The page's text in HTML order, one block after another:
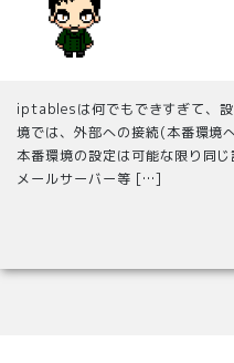
iptablesは何でもできすぎて、
境では、外部への接続(本番環境
本番環境の設定は可能な限り同
メールサーバー等 […]